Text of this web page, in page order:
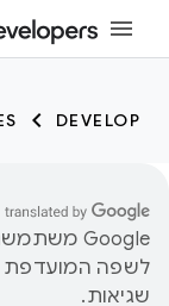
DEVELOP
לשפה המועדפת
שגיאות.